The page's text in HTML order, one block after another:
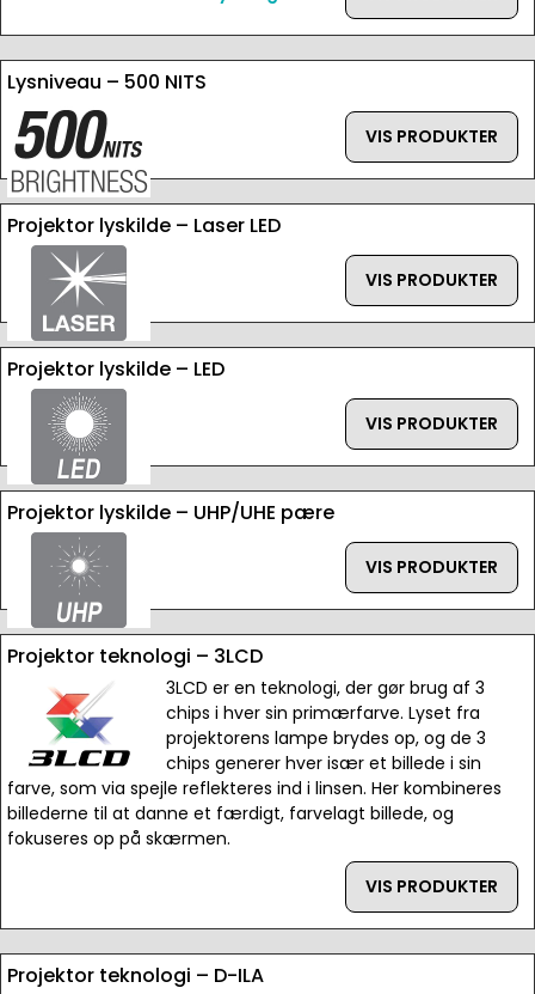
Lysniveau – 500 NITS
VIS PRODUKTER
Projektor lyskilde – Laser LED
VIS PRODUKTER
Projektor lyskilde – LED
VIS PRODUKTER
Projektor lyskilde – UHP/UHE pære
VIS PRODUKTER
Projektor teknologi – 3LCD
3LCD er en teknologi, der gør brug af 3
chips i hver sin primærfarve. Lyset fra
projektorens lampe brydes op, og de 3
chips generer hver især et billede i sin
farve, som via spejle reflekteres ind i linsen. Her kombineres
billederne til at danne et færdigt, farvelagt billede, og
fokuseres op på skærmen.
VIS PRODUKTER
Projektor teknologi – D-ILA